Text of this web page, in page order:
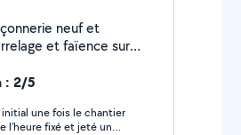
neuf et
: 2/5
une fois le chantier
l’heure fixé et jeté un